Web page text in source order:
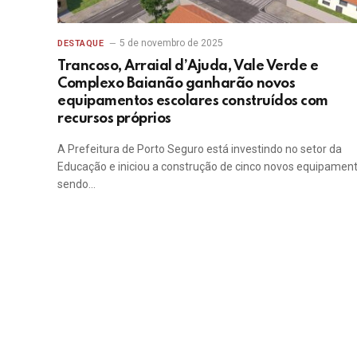
DESTAQUE 5 de novembro de 2025
Trancoso, Arraial d’Ajuda, Vale Verde e
Complexo Baianão ganharão novos
equipamentos escolares construídos com
recursos próprios
A Prefeitura de Porto Seguro está investindo no setor da
Educação e iniciou a construção de cinco novos
sendo…